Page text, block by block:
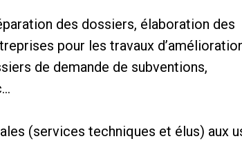
des dossiers, élaboration des
pour les travaux
de demande de subventions,
(services techniques et élus) aux